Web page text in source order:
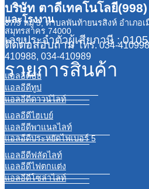
บริษัท ตาดีเทคโนโลยี
และโรงงาน
87/9 หมู่ 5, ตำบลพันท้ายนรสิงห์ อำเภอ
สมุทรสาคร 74000
เลขประจำตัวผู้เสียภาษี :
ติดต่อสอบถามโทร. 034-
410988, 034-410989
รายการสินค้า
แอลอีดีบับ
แอลอีดีทูป
แอลอีดีดาวน์ไลท์
แอลอีดีไฮเบย์
แอลอีดีพาแนลไลท์
แอลอีดีประหยัดไฟเบอร์ 5
แอลอีดีฟลัดไลท์
แอลอีดีไฟตกแต่ง
แอลอีดีโซล่าไลท์